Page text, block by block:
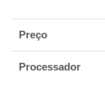
Preço
Processador